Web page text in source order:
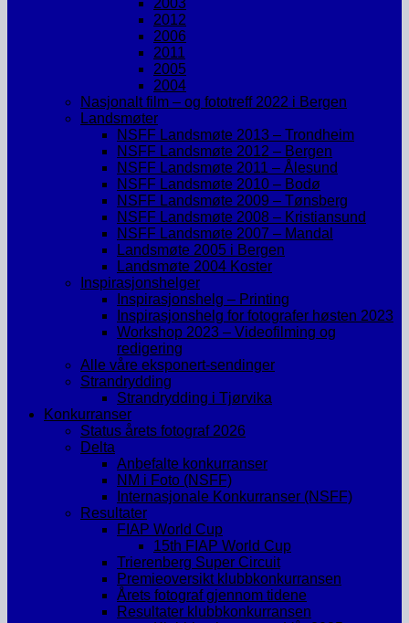
2003
2012
2006
2011
2005
2004
Nasjonalt film – og fototreff 2022 i Bergen
Landsmøter
NSFF Landsmøte 2013 – Trondheim
NSFF Landsmøte 2012 – Bergen
NSFF Landsmøte 2011 – Ålesund
NSFF Landsmøte 2010 – Bodø
NSFF Landsmøte 2009 – Tønsberg
NSFF Landsmøte 2008 – Kristiansund
NSFF Landsmøte 2007 – Mandal
Landsmøte 2005 i Bergen
Landsmøte 2004 Koster
Inspirasjonshelger
Inspirasjonshelg – Printing
Inspirasjonshelg for fotografer høsten 2023
Workshop 2023 – Videofilming og
redigering
Alle våre eksponert-sendinger
Strandrydding
Strandrydding i Tjørvika
Konkurranser
Status årets fotograf 2026
Delta
Anbefalte konkurranser
NM i Foto (NSFF)
Internasjonale Konkurranser (NSFF)
Resultater
FIAP World Cup
15th FIAP World Cup
Trierenberg Super Circuit
Premieoversikt klubbkonkurransen
Årets fotograf gjennom tidene
Resultater klubbkonkurransen